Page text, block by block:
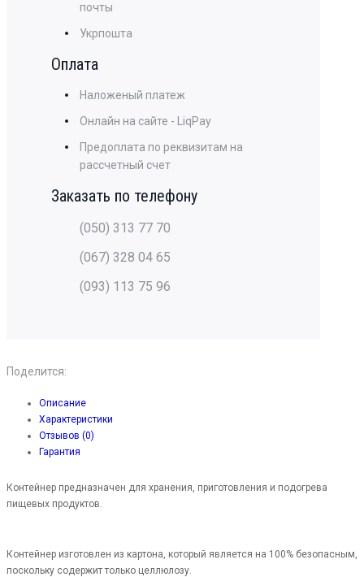
почты
Укрпошта
Оплата
Наложеный платеж
Онлайн на сайте - LiqPay
Предоплата по реквизитам на
рассчетный счет
Заказать по телефону
(050) 313 77 70
(067) 328 04 65
(093) 113 75 96
Поделится:
Описание
Характеристики
Отзывов (0)
Гарантия
Контейнер предназначен для хранения, приготовления и подогрева
пищевых продуктов.
Контейнер изготовлен из картона, который является на 100% безопасным,
поскольку содержит только целлюлозу.